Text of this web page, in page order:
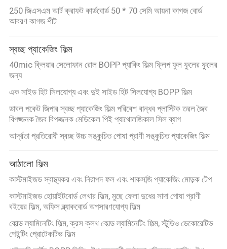
250 জিএসএম আর্ট ক্রাফট কার্ডবোর্ড 50 * 70 সেমি আয়না কাগজ বোর্ড
আবরণ কাগজ শীট
স্বচ্ছ প্যাকেজিং ফিল্ম
40mic ক্লিয়ার সেলোফান রোল BOPP প্যাকিং ফিল্ম ফ্লিপ ফুল ফুলের ফুলের
জন্য
এক সাইড হিট সিলযোগ্য এবং দুই সাইড হিট সিলযোগ্য BOPP ফিল্ম
ডাবল পকেট জিপার স্বচ্ছ প্যাকেজিং ফিল্ম পরিবেশ বান্ধব প্লাস্টিক তরল জৈব
বিপজ্জনক জৈব বিপজ্জনক মেডিকেল পিই প্যাথোলজিকাল সিল ব্যাগ
আর্দ্রতা প্রতিরোধী স্বচ্ছ উচ্চ সঙ্কুচিত পোষা প্রাণী সঙ্কুচিত প্যাকেজিং ফিল্ম
আঠালো ফিল্ম
কাস্টমাইজড স্বাস্থ্যকর এবং নিরাপদ ফল এবং শাকসব্জি প্যাকেজিং মোড়ক টেপ
কাস্টমাইজড হোয়াইটবোর্ড লেখার ফিল্ম, মুছে ফেলা দুধের সাদা পোষা প্রাণী
বইয়ের ফিল্ম, অফিস ব্ল্যাকবোর্ড অপসারণযোগ্য ফিল্ম
কোল্ড ল্যামিনেটিং ফিল্ম, ক্রস ক্লথ কোল্ড ল্যামিনেটিং ফিল্ম, স্টুডিও ডেকোরেটিভ
পেইন্টিং প্রোটেকটিভ ফিল্ম